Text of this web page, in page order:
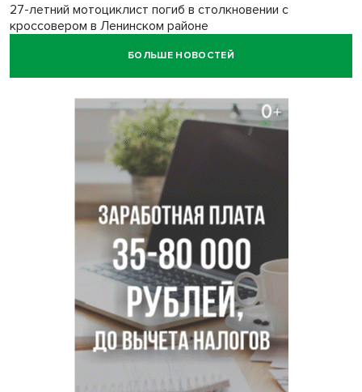
27-летний мотоциклист погиб в столкновении с
кроссовером в Ленинском районе
Белый гриб размером с футбольный мяч нашли под
Спортсмены Новосибирска сдали почти 15 литров крови
перед Днем физкультурника
Фейковые письма о защите от БПЛА рассылают
предприятиям Новосибирска
Миллион за переезд: в сёла Новосибирской области едут
20 работников культуры
БОЛЬШЕ НОВОСТЕЙ